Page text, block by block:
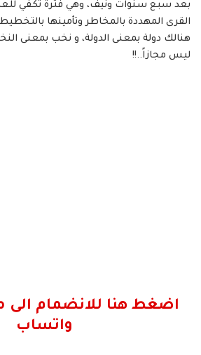
بعد سبع سنوات ونيف، وهي فترة تكفي
القرى المهددة بالمخاطر وتأمينها بالتخطيط
هنالك دولة بمعنى الدولة، و نخب بمعنى
ليس مجازاً..!!
اضغط هنا للانضمام الى
واتساب